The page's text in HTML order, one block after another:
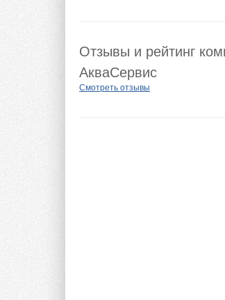
Отзывы и рейтинг
АкваСервис
Смотреть отзывы